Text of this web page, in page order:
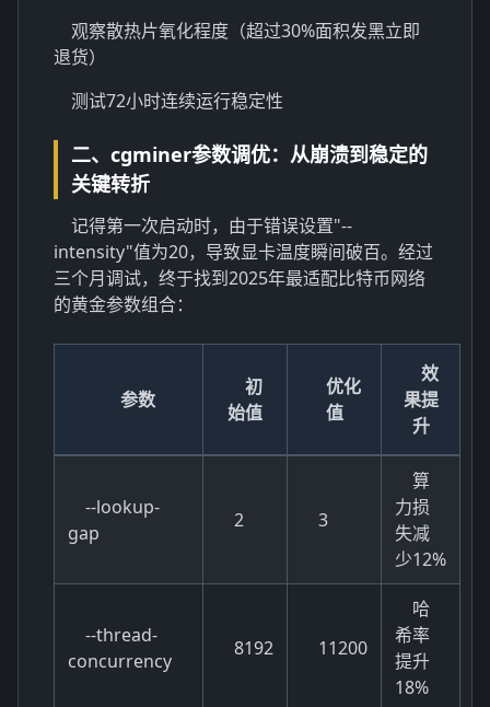
观察散热片氧化程度（超过30%面积发黑立即
退货）
测试72小时连续运行稳定性
二、cgminer参数调优：从崩溃到稳定的
关键转折
记得第一次启动时，由于错误设置"--
intensity"值为20，导致显卡温度瞬间破百。经过
三个月调试，终于找到2025年最适配比特币网络
的黄金参数组合：
参数
初
始值
优化
值
效
果提
升
--lookup-
gap
2 3
算
力损
失减
少12%
--thread-
concurrency
8192 11200
哈
希率
提升
18%